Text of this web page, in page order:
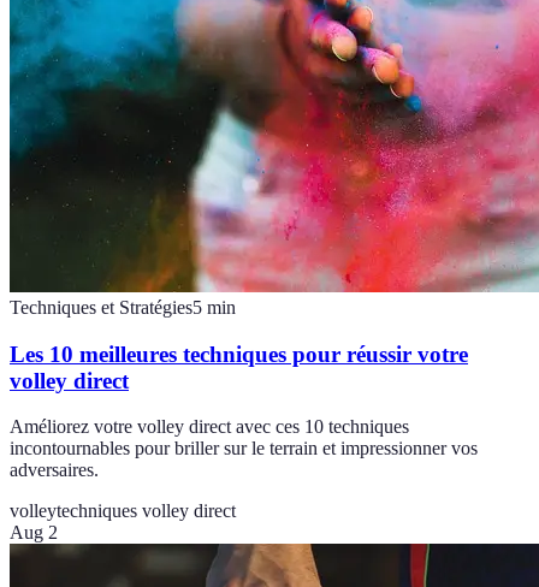
Techniques et Stratégies5 min
Les 10 meilleures techniques pour réussir votre
volley direct
Améliorez votre volley direct avec ces 10 techniques
incontournables pour briller sur le terrain et impressionner vos
adversaires.
volleytechniques volley direct
Aug 2